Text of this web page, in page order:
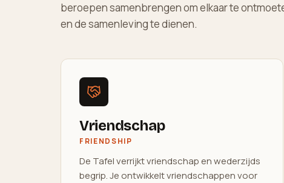
beroepen samenbrengen om elkaar te
en de samenleving te dienen.
Vriendschap
FRIENDSHIP
De Tafel verrijkt vriendschap en wederzijds
begrip. Je ontwikkelt vriendschappen voor